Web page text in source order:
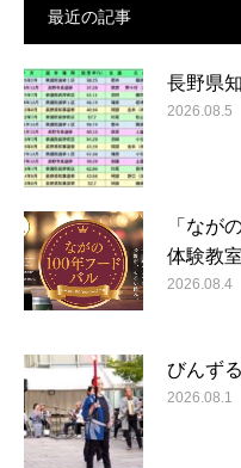
最近の記事
長野県
2026.08.5
「なが
体験教
2026.08.4
びんず
2026.08.1